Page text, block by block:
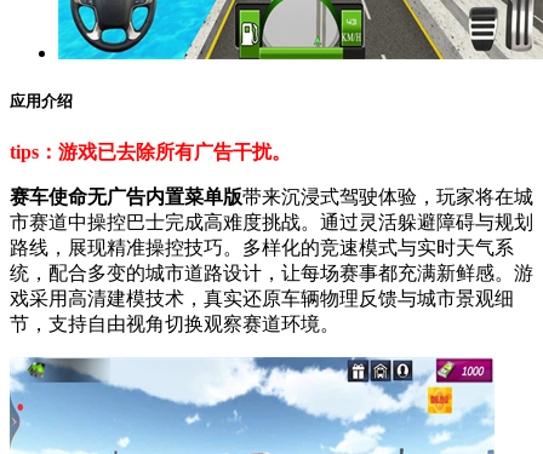
应用介绍
tips：游戏已去除所有广告干扰。
赛车使命无广告内置菜单版带来沉浸式驾驶体验，玩家将在城
市赛道中操控巴士完成高难度挑战。通过灵活躲避障碍与规划
路线，展现精准操控技巧。多样化的竞速模式与实时天气系
统，配合多变的城市道路设计，让每场赛事都充满新鲜感。游
戏采用高清建模技术，真实还原车辆物理反馈与城市景观细
节，支持自由视角切换观察赛道环境。